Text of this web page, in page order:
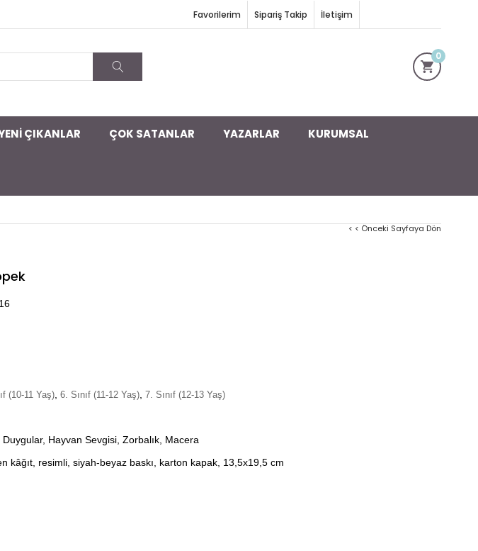
Sipariş Takip İletişim
Favorilerim
0
ÇIKANLAR ÇOK SATANLAR YAZARLAR KURUMSAL
< < Önceki Sayfaya Dön
(10-11 Yaş) 6. Sınıf (11-12 Yaş) 7. Sınıf (12-13 Yaş)
Hayvan Sevgisi, Zorbalık, Macera
kâğıt, resimli, siyah-beyaz baskı, karton kapak, 13,5x19,5 cm